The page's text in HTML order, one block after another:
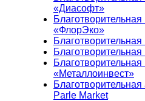
«Диасофт»
«ФлорЭко»
«Металлоинвест»
Parle Market